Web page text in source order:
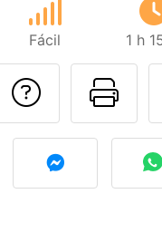
Fácil 1 h
la